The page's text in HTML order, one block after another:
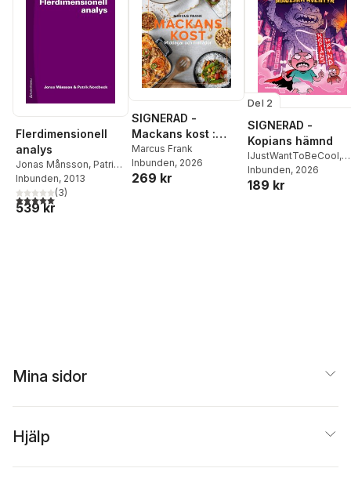
Flerdimensionell
analys
Jonas Månsson, Patrik
Nordbeck
Inbunden, 2013
5,0utav 5 stjärnor. Totalt antal röster:
(3)
539 kr
SIGNERAD -
Mackans kost :
Middagar och
matlådor
Marcus Frank
Inbunden, 2026
269 kr
Del 2
SIGNERAD -
Kopians hämnd
IJustWantToBeCool,
Joel Adolphson
Ejdemo Beer
Inbunden, 2026
189 kr
Mina sidor
Hjälp